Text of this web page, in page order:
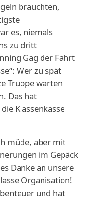
brauchten,
es, niemals
zu dritt
Gag der Fahrt
Wer zu spät
Truppe warten
Das hat
Klassenkasse
müde, aber mit
im Gepäck
Danke an unsere
Organisation!
und hat